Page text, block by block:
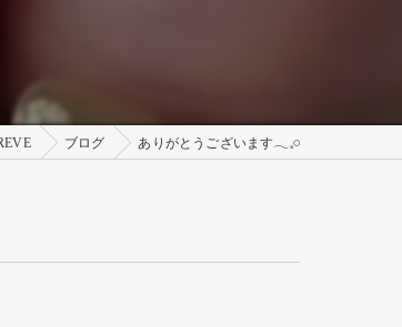
ブログ ありがとうございます𓂃𓈒𓏸︎︎︎︎